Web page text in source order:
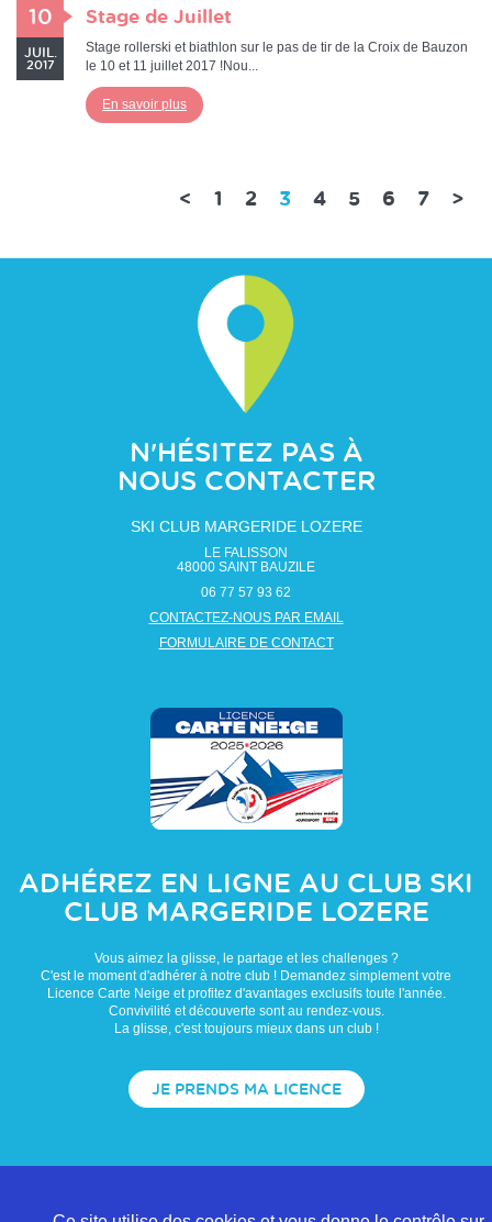
10
JUIL.
2017
Stage de Juillet
Stage rollerski et biathlon sur le pas de tir de la Croix de Bauzon
le 10 et 11 juillet 2017 !Nou...
En savoir plus
< 1 2 3(current)
4 5 6 7 >
N'HÉSITEZ PAS À
NOUS CONTACTER
SKI CLUB MARGERIDE LOZERE
LE FALISSON
48000 SAINT BAUZILE
06 77 57 93 62
CONTACTEZ-NOUS PAR EMAIL
FORMULAIRE DE CONTACT
ADHÉREZ EN LIGNE AU CLUB SKI
CLUB MARGERIDE LOZERE
Vous aimez la glisse, le partage et les challenges ?
C'est le moment d'adhérer à notre club ! Demandez simplement votre
Licence Carte Neige et profitez d'avantages exclusifs toute l'année.
Convivilité et découverte sont au rendez-vous.
La glisse, c'est toujours mieux dans un club !
JE PRENDS MA LICENCE